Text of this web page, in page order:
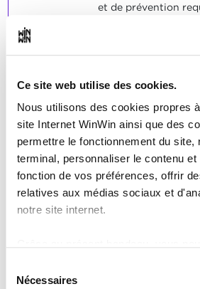
Ce site web utilise des cookies.
Nous utilisons des cookies propres
site Internet WinWin ainsi que des
permettre le fonctionnement du site,
terminal, personnaliser le contenu
fonction de vos préférences, offrir
relatives aux médias sociaux et
notre site internet.
l’exception des cookies strictement
Nécessaires
et de prévention
L'élève emploie et
L'élève explique la
de soins requises.
SOCLES
indicateurs ci-